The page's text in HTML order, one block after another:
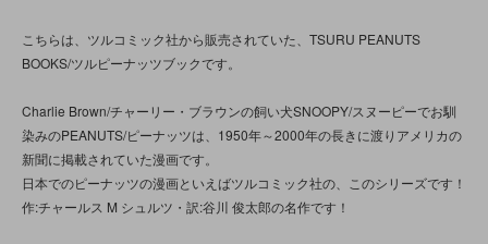
こちらは、ツルコミック社から販売されていた、TSURU PEANUTS
BOOKS/ツルピーナッツブックです。
Charlie Brown/チャーリー・ブラウンの飼い犬SNOOPY/スヌーピーでお馴
染みのPEANUTS/ピーナッツは、1950年～2000年の長きに渡りアメリカの
新聞に掲載されていた漫画です。
日本でのピーナッツの漫画といえばツルコミック社の、このシリーズです！
作:チャールス M シュルツ・訳:谷川 俊太郎の名作です！